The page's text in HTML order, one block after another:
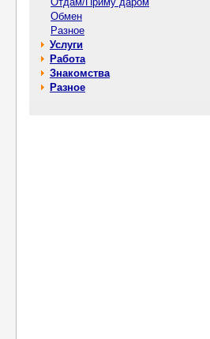
Обмен
Разное
Услуги
Работа
Знакомства
Разное